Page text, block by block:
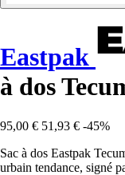
Eastpak
à dos
95,00 € 51,93 € -45%
Sac à dos Eastpak
urbain tendance, signé